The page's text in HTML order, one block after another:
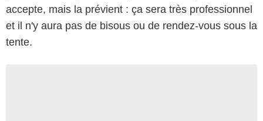
accepte, mais la prévient : ça sera très professionnel
et il n'y aura pas de bisous ou de rendez-vous sous la
tente.